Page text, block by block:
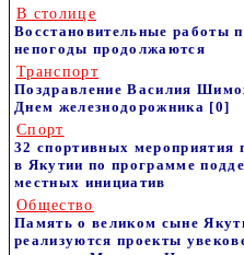
В столице
Восстановительные работы
непогоды продолжаются
Транспорт
Поздравление Василия
Днем железнодорожника [0]
Спорт
32 спортивных мероприятия
в Якутии по программе
местных инициатив
Общество
Память о великом сыне
реализуются проекты